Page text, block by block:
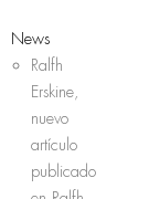
News
Ralfh
Erskine,
nuevo
artículo
publicado